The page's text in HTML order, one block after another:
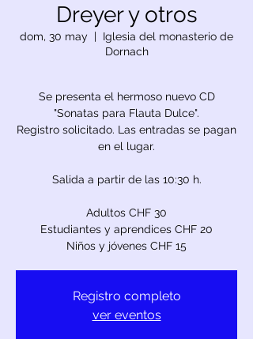
Dreyer y otros
dom, 30 may
  |
Iglesia del monasterio de
Dornach
Se presenta el hermoso nuevo CD
"Sonatas para Flauta Dulce".
Registro solicitado. Las entradas se pagan
en el lugar.
Salida a partir de las 10:30 h.
Adultos CHF 30
Estudiantes y aprendices CHF 20
Niños y jóvenes CHF 15
Registro completo
ver eventos